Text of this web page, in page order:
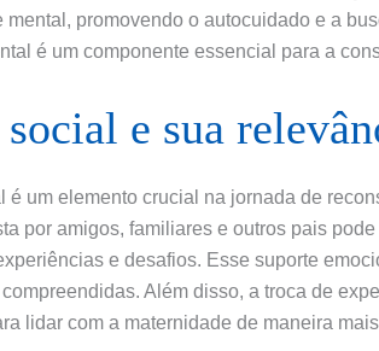
mental, promovendo o autocuidado e a
é um componente essencial para a
e sua
é um elemento crucial na jornada de
por amigos, familiares e outros pais
e desafios. Esse suporte
Além disso, a troca de
lidar com a maternidade de maneira